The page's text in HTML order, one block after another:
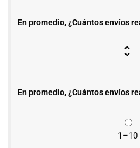
En promedio, ¿Cuántos envíos
En promedio, ¿Cuántos envíos
1–10